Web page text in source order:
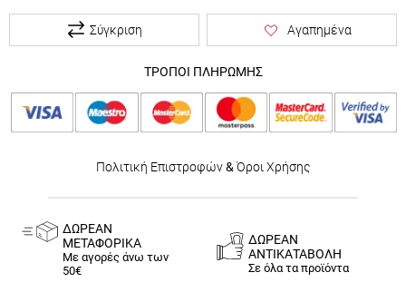
Σύγκριση Αγαπημένα
ΤΡΟΠΟΙ ΠΛΗΡΩΜΗΣ
Πολιτική Επιστροφών& Όροι Χρήσης
ΔΩΡΕΑΝ
ΜΕΤΑΦΟΡΙΚΑ
Με αγορές άνω των
50€
ΔΩΡΕΑΝ
ΑΝΤΙΚΑΤΑΒΟΛΗ
Σε όλα τα προϊόντα